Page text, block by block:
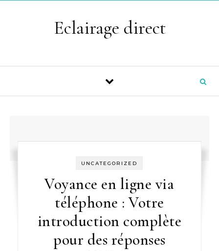
Eclairage direct
UNCATEGORIZED
Voyance en ligne via
téléphone : Votre
introduction complète
pour des réponses